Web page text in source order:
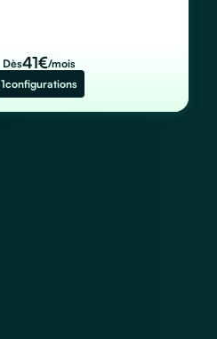
Dès41€/mois
1configurations